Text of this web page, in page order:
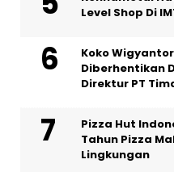
Level Shop Di
Koko
Diberhentikan
Direktur PT
Pizza Hut
Tahun Pizza
Lingkungan